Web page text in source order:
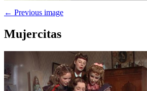
← Previous image
Mujercitas